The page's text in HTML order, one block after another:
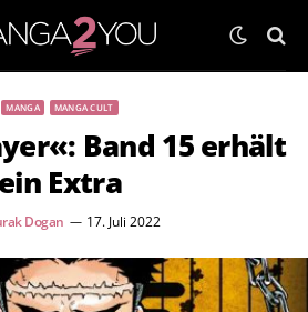
MANGA MANGA CULT
Band 15 erhält
ein Extra
Dogan 17. Juli 2022